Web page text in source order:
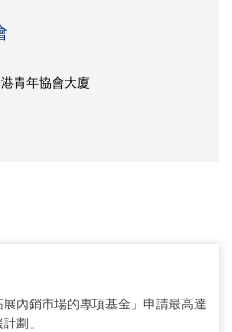
青年協會大廈
展內銷市場的專項基金」申請最高達
劃」